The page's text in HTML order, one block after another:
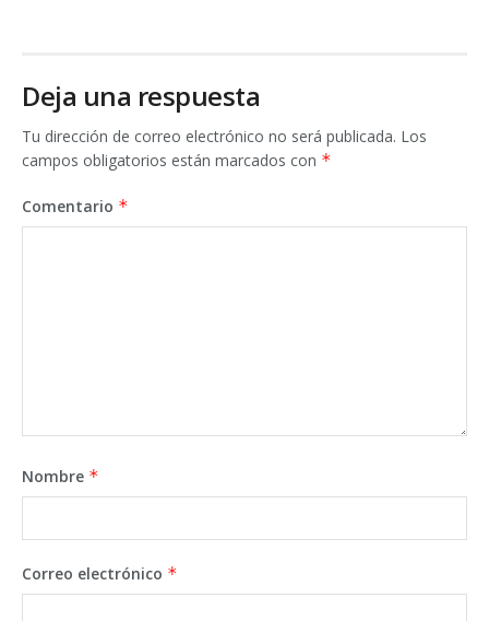
Deja una respuesta
Tu dirección de correo electrónico no será publicada. Los
campos obligatorios están marcados con *
Comentario *
Nombre *
Correo electrónico *